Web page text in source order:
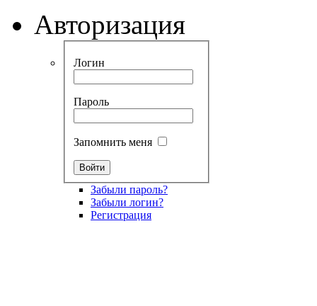
Авторизация
Логин
Пароль
Запомнить меня
Забыли пароль?
Забыли логин?
Регистрация